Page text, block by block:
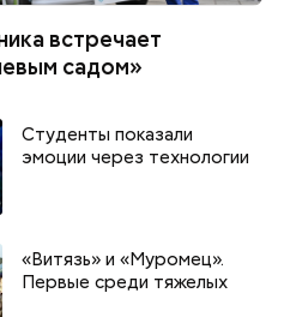
встречает
садом»
Студенты показали
эмоции через технологии
«Витязь» и «Муромец».
Первые среди тяжелых